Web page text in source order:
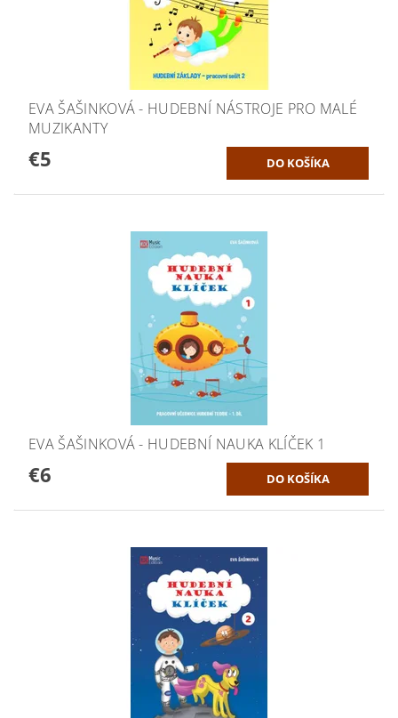
EVA ŠAŠINKOVÁ - HUDEBNÍ NÁSTROJE PRO MALÉ
MUZIKANTY
€5
EVA ŠAŠINKOVÁ - HUDEBNÍ NAUKA KLÍČEK 1
€6